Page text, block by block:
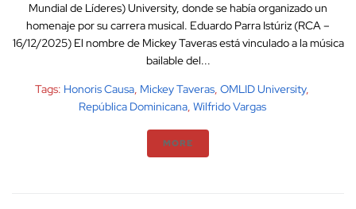
Mundial de Líderes) University, donde se había organizado un
homenaje por su carrera musical. Eduardo Parra Istúriz (RCA –
16/12/2025) El nombre de Mickey Taveras está vinculado a la música
bailable del...
Tags: Honoris Causa, Mickey Taveras, OMLID University,
República Dominicana, Wilfrido Vargas
MORE